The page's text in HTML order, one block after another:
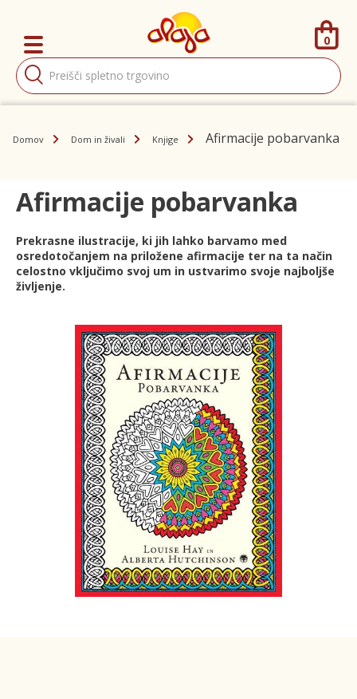
Products
search
0
Domov Dom in živali Knjige Afirmacije pobarvanka
Afirmacije pobarvanka
Prekrasne ilustracije, ki jih lahko barvamo med
osredotočanjem na priložene afirmacije ter na ta način
celostno vključimo svoj um in ustvarimo svoje najboljše
življenje.